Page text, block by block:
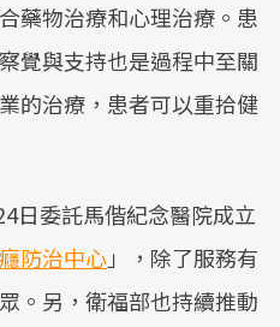
藥物治療和心理治療。患
覺與支持也是過程中至關
的治療，患者可以重拾健
日委託馬偕紀念醫院成立
防治中心」，除了服務有
。另，衛福部也持續推動